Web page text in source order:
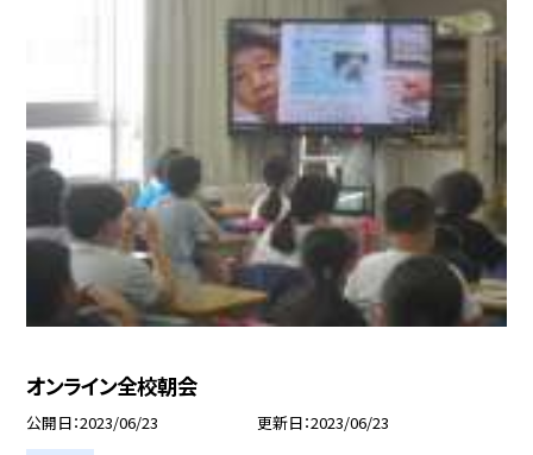
オンライン全校朝会
公開日 2023/06/23 更新日 2023/06/23